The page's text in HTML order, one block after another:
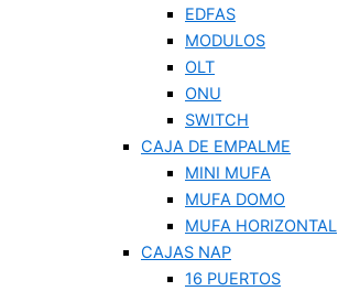
EDFAS
MODULOS
OLT
ONU
SWITCH
CAJA DE EMPALME
MINI MUFA
MUFA DOMO
MUFA HORIZONTAL
CAJAS NAP
16 PUERTOS